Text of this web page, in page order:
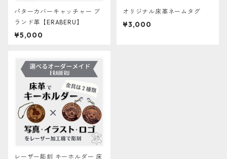
パターカバーキャッチャー ブ
ランド革【ERABERU】
¥5,000
オリジナル床革ネームタグ
¥3,000
レーザー彫刻 キーホルダー 床